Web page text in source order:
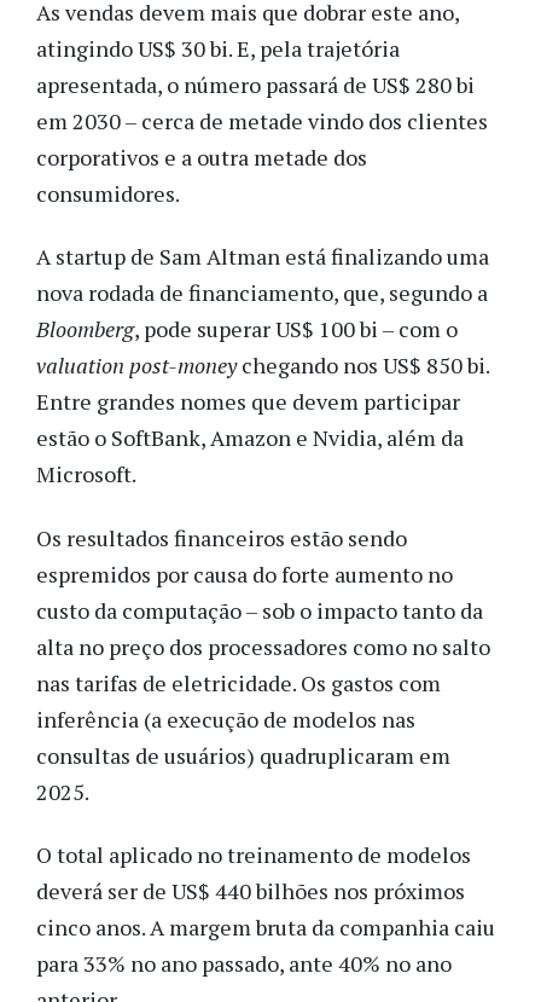
As vendas devem mais que dobrar este ano,
atingindo US$ 30 bi. E, pela trajetória
apresentada, o número passará de US$ 280 bi
em 2030 – cerca de metade vindo dos clientes
corporativos e a outra metade dos
consumidores.
A startup de Sam Altman está finalizando uma
nova rodada de financiamento, que, segundo a
Bloomberg, pode superar US$ 100 bi – com o
valuation post-moneychegando nos US$ 850 bi.
Entre grandes nomes que devem participar
estão o SoftBank, Amazon e Nvidia, além da
Microsoft.
Os resultados financeiros estão sendo
espremidos por causa do forte aumento no
custo da computação – sob o impacto tanto da
alta no preço dos processadores como no salto
nas tarifas de eletricidade. Os gastos com
inferência (a execução de modelos nas
consultas de usuários) quadruplicaram em
2025.
O total aplicado no treinamento de modelos
deverá ser de US$ 440 bilhões nos próximos
cinco anos. A margem bruta da companhia caiu
para 33% no ano passado, ante 40% no ano